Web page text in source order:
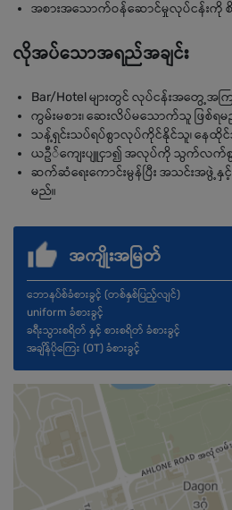
အစားအသောက်ဝန်ဆောင်မှုလုပ်ငန်းကို စိ
လိုအပ်သောအရည်အချင်း
Bar/Hotel များတွင် လုပ်ငန်းအတွေ့အက
ကွမ်းမစား၊ ဆေးလိပ်မသောက်သူ ဖြစ်ရမ
သန့်ရှင်းသပ်ရပ်စွာလုပ်ကိုင်နိုင်သူ၊ နေထိုင်
ယဦ်ကျေးပျူငှာ၍ အလုပ်ကို သွက်လက်စွ
ဆက်ဆံရေးကောင်းမွန်ပြီး အသင်းအဖွဲ့နှင့်
မည်။
အကျိုးအမြတ်
ဘောနပ်စ်ခံစားခွင့် (တစ်နှစ်ပြည့်လျင်)
uniform ခံစားခွင့်
ခရီးသွားစရိတ် နှင့် စားစရိတ် ခံစားခွင့်
အချိန်ပိုကြေး (OT) ခံစားခွင့်